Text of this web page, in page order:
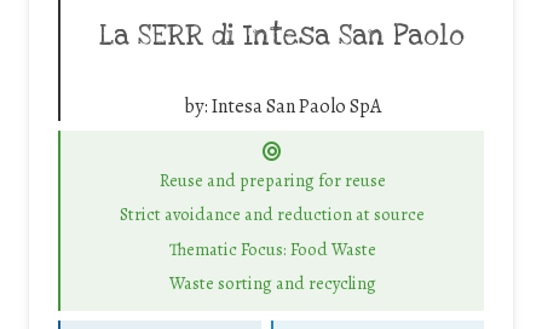
La SERR di Intesa San Paolo
by:Intesa San Paolo SpA
Reuse and preparing for reuse
Strict avoidance and reduction at source
Thematic Focus: Food Waste
Waste sorting and recycling